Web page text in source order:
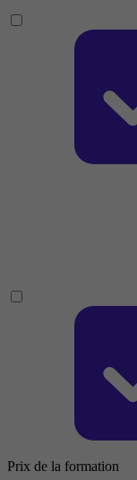
Prix de la formation